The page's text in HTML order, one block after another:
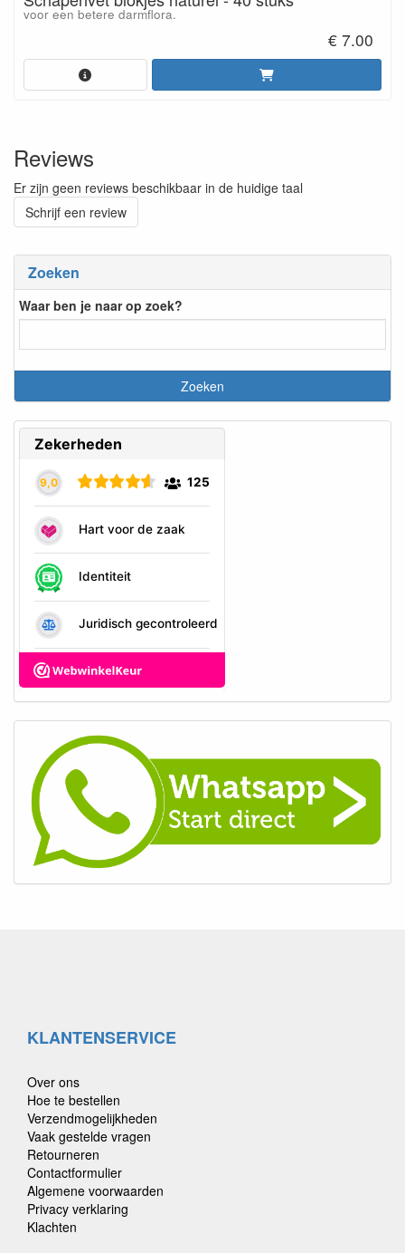
Zoeken
Waar ben je naar op zoek?
voor een betere darmflora.
€ 7.00
Reviews
Er zijn geen reviews beschikbaar in de huidige taal
Schrijf een review
KLANTENSERVICE
Over ons
Hoe te bestellen
Verzendmogelijkheden
Vaak gestelde vragen
Retourneren
Contactformulier
Algemene voorwaarden
Privacy verklaring
Klachten